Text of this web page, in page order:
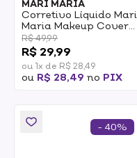
MARI MARIA
Corretivo Líquido Mari
Maria Makeup Cover
Up MMC08 5,2ml
R$ 49,99
R$ 29,99
ou 1x de R$ 28,49
ou R$ 28,49 no PIX
- 40%